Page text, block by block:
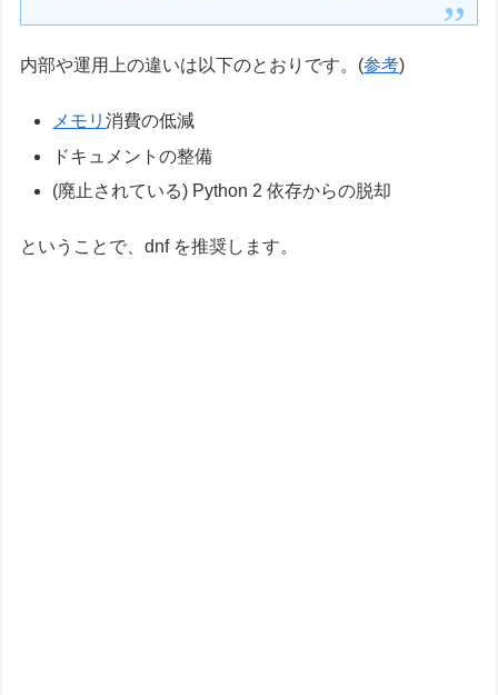
内部や運用上の違いは以下のとおりです。(参考)
メモリ消費の低減
ドキュメントの整備
(廃止されている) Python 2 依存からの脱却
ということで、dnf を推奨します。